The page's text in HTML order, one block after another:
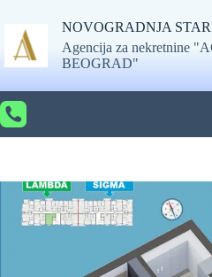
content
NOVOGRADNJA
Agencija za nekretnine
BEOGRAD"